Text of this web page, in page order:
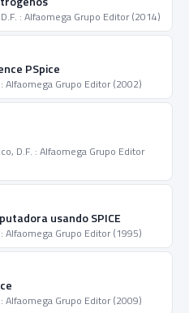
: Alfaomega Grupo Editor (2014)
PSpice
Alfaomega Grupo Editor (2002)
D.F. : Alfaomega Grupo Editor
usando SPICE
Alfaomega Grupo Editor (1995)
Alfaomega Grupo Editor (2009)